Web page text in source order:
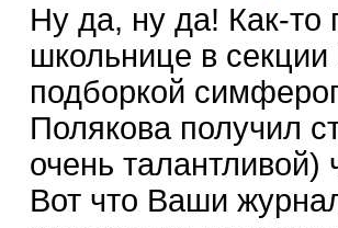
Ну да, ну да! Как-то
школьнице в
подборкой
Полякова получил
очень
Вот что Ваши